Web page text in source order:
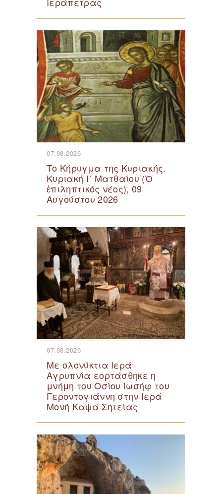
07.08.2026
Το Κήρυγμα της Κυριακής.
Κυριακή Ι´ Ματθαίου (Ὁ
ἐπιληπτικός νέος), 09
Αυγούστου 2026
07.08.2026
Με ολονύκτια Ιερά
Αγρυπνία εορτάσθηκε η
μνήμη του Οσίου Ιωσήφ του
Γεροντογιάννη στην Ιερά
Μονή Καψά Σητείας